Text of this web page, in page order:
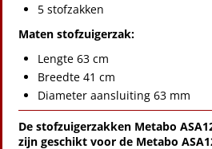
5 stofzakken
Maten stofzuigerzak:
Lengte 63 cm
Breedte 41 cm
Diameter aansluiting 63 mm
De stofzuigerzakken Metabo
zijn geschikt voor de Metabo